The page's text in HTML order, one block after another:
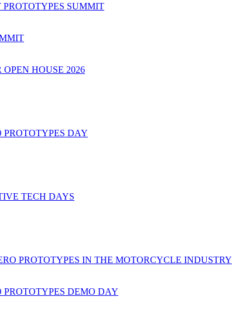
SUMMIT
HOUSE 2026
PROTOTYPES DAY
TECH DAYS
PROTOTYPES IN THE MOTORCYCLE INDUSTRY
PROTOTYPES DEMO DAY